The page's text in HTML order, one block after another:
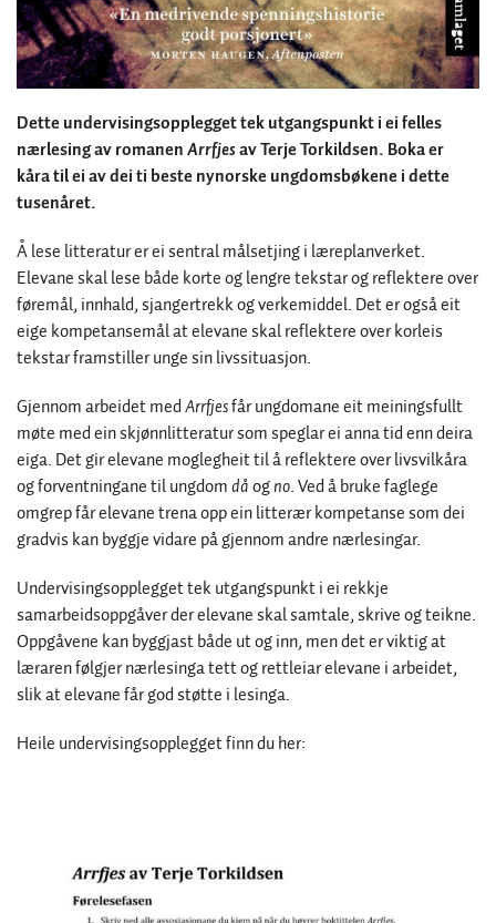
Dette undervisingsopplegget tek utgangspunkt i ei felles
nærlesing av romanenArrfjesav Terje Torkildsen. Boka er
kåra til ei av dei ti beste nynorske ungdomsbøkene i dette
tusenåret.
Å lese litteratur er ei sentral målsetjing i læreplanverket.
Elevane skal lese både korte og lengre tekstar og reflektere over
føremål, innhald, sjangertrekk og verkemiddel. Det er også eit
eige kompetansemål at elevane skal reflektere over korleis
tekstar framstiller unge sin livssituasjon.
Gjennom arbeidet medArrfjesfår ungdomane eit meiningsfullt
møte med ein skjønnlitteratur som speglar ei anna tid enn deira
eiga. Det gir elevane moglegheit til å reflektere over livsvilkåra
og forventningane til ungdomdåogno. Ved å bruke faglege
omgrep får elevane trena opp ein litterær kompetanse som dei
gradvis kan byggje vidare på gjennom andre nærlesingar.
Undervisingsopplegget tek utgangspunkt i ei rekkje
samarbeidsoppgåver der elevane skal samtale, skrive og teikne.
Oppgåvene kan byggjast både ut og inn, men det er viktig at
læraren følgjer nærlesinga tett og rettleiar elevane i arbeidet,
slik at elevane får god støtte i lesinga.
Heile undervisingsopplegget finn du her: